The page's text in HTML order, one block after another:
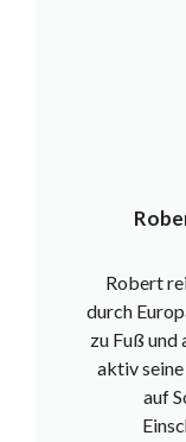
Robert
durch
zu Fuß und
aktiv
auf